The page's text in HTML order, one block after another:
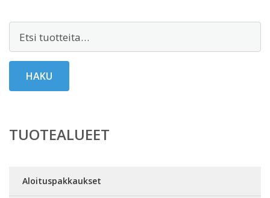
HAKU
TUOTEALUEET
Aloituspakkaukset